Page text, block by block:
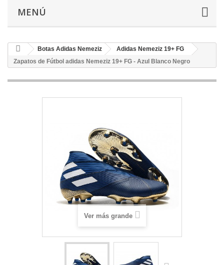
MENÚ
Botas Adidas Nemeziz
Adidas Nemeziz 19+ FG
Zapatos de Fútbol adidas Nemeziz 19+ FG - Azul Blanco Negro
Ver más grande